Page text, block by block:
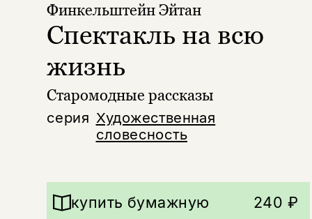
серия Художественная
словесность
Финкельштейн Эйтан
Спектакль на всю
жизнь
Старомодные рассказы
купить бумажную 240 ₽